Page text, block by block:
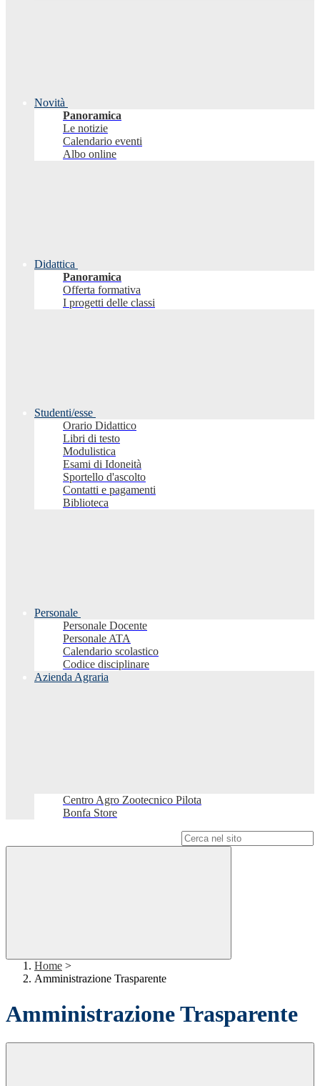
Novità
Panoramica
Le notizie
Calendario eventi
Albo online
Didattica
Panoramica
Offerta formativa
I progetti delle classi
Studenti/esse
Orario Didattico
Libri di testo
Modulistica
Esami di Idoneità
Sportello d'ascolto
Contatti e pagamenti
Biblioteca
Personale
Personale Docente
Personale ATA
Calendario scolastico
Codice disciplinare
Azienda Agraria
Centro Agro Zootecnico Pilota
Bonfa Store
Home >
Amministrazione Trasparente
Amministrazione Trasparente